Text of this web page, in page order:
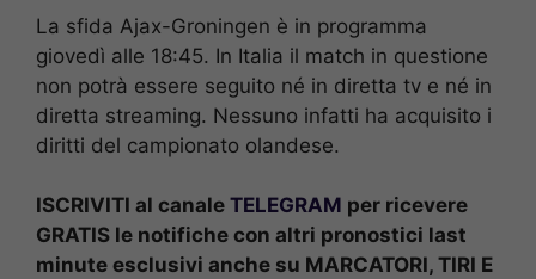
La sfida Ajax-Groningen è in programma
giovedì alle 18:45. In Italia il match in questione
non potrà essere seguito né in diretta tv e né in
diretta streaming. Nessuno infatti ha acquisito i
diritti del campionato olandese.
ISCRIVITI al canale TELEGRAM per ricevere
GRATIS le notifiche con altri pronostici last
minute esclusivi anche su MARCATORI, TIRI E